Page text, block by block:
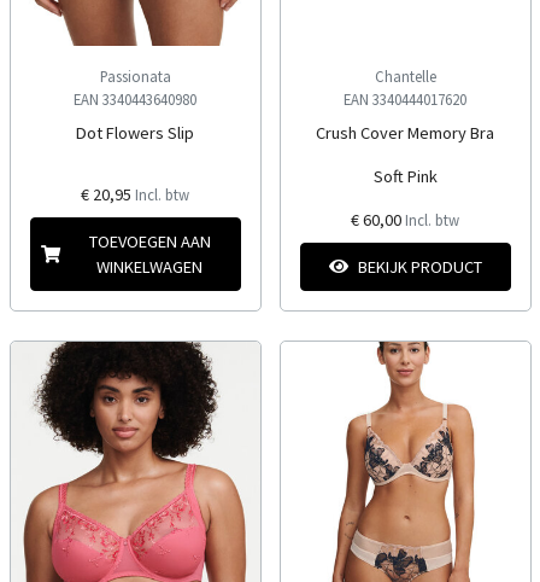
Passionata
EAN 3340443640980
Dot Flowers Slip
€ 20,95 Incl. btw
TOEVOEGEN AAN
WINKELWAGEN
Chantelle
EAN 3340444017620
Crush Cover Memory Bra
Soft Pink
€ 60,00 Incl. btw
BEKIJK PRODUCT